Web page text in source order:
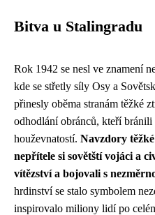
Bitva u Stalingradu
Rok 1942 se nesl ve znamení
kde se střetly síly Osy a
přinesly oběma stranám těžké
odhodlání obránců, kteří bránili
houževnatostí. Navzdory
nepřítele si sovětští vojáci a
vítězství a bojovali s
hrdinství se stalo symbolem
inspirovalo miliony lidí po